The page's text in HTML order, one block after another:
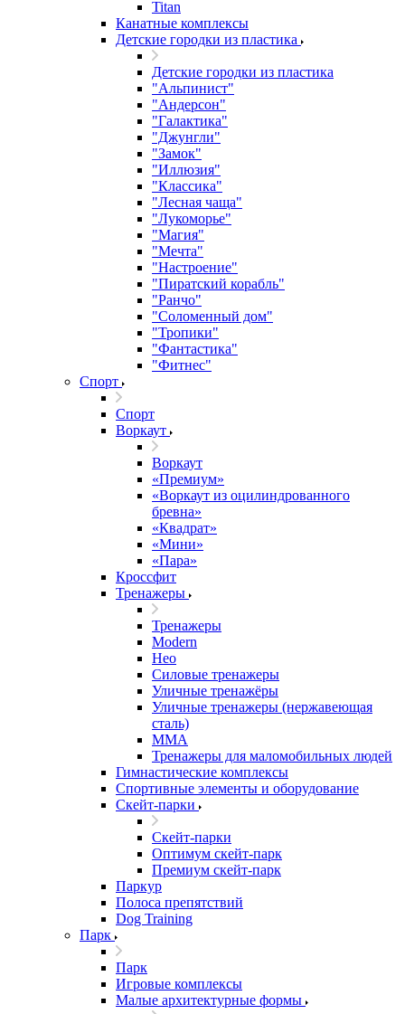
Titan
Канатные комплексы
Детские городки из пластика
Детские городки из пластика
"Альпинист"
"Андерсон"
"Галактика"
"Джунгли"
"Замок"
"Иллюзия"
"Классика"
"Лесная чаща"
"Лукоморье"
"Магия"
"Мечта"
"Настроение"
"Пиратский корабль"
"Ранчо"
"Соломенный дом"
"Тропики"
"Фантастика"
"Фитнес"
Спорт
Спорт
Воркаут
Воркаут
«Премиум»
«Воркаут из оцилиндрованного
бревна»
«Квадрат»
«Мини»
«Пара»
Кроссфит
Тренажеры
Тренажеры
Modern
Нео
Силовые тренажеры
Уличные тренажёры
Уличные тренажеры (нержавеющая
сталь)
ММА
Тренажеры для маломобильных людей
Гимнастические комплексы
Спортивные элементы и оборудование
Скейт-парки
Скейт-парки
Оптимум скейт-парк
Премиум скейт-парк
Паркур
Полоса препятствий
Dog Training
Парк
Парк
Игровые комплексы
Малые архитектурные формы